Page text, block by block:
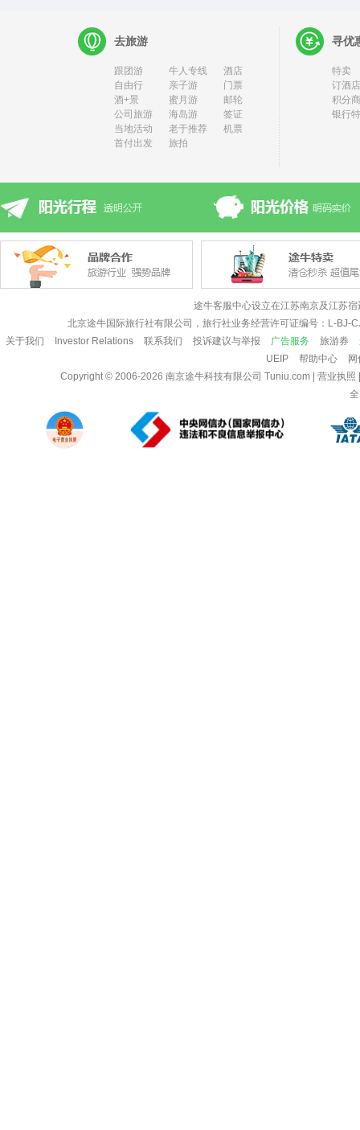
去旅游
跟团游 牛人专线
酒店
自由行
亲子游
门票
酒+景
蜜月游
邮轮
公司旅游
海岛游
签证
当地活动
老于推荐
机票
首付出发
旅拍
寻优
特卖
订酒
积分
银行
途牛客服中心设立在江苏南京及江苏
北京途牛国际旅行社有限公司，旅行社业务经营许可证编号：L-
关于我们
Investor Relations 联系我们 投诉建议与举报 广告服务 旅游券
UEIP
帮助中心
Copyright © 2006-2026 南京途牛科技有限公司 Tuniu.com| 营业执照